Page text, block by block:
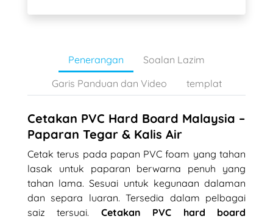
Penerangan
Soalan Lazim
Garis Panduan dan Video
templat
Cetakan PVC Hard Board Malaysia –
Paparan Tegar & Kalis Air
Cetak terus pada papan PVC foam yang tahan
lasak untuk paparan berwarna penuh yang
tahan lama. Sesuai untuk kegunaan dalaman
dan separa luaran. Tersedia dalam pelbagai
saiz tersuai. Cetakan PVC hard board